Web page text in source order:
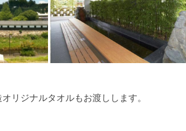
リジナルタオルもお渡しします。